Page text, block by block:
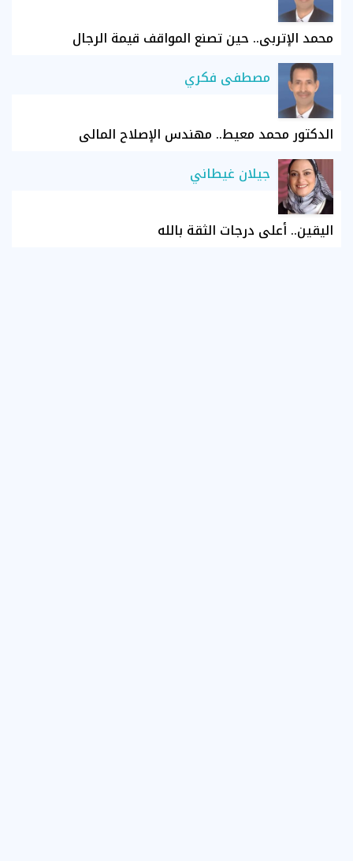
محمد الإتربي.. حين تصنع المواقف قيمة الرجال
مصطفى فكري
الدكتور محمد معيط.. مهندس الإصلاح المالي
جيلان غيطاني
اليقين.. أعلى درجات الثقة بالله